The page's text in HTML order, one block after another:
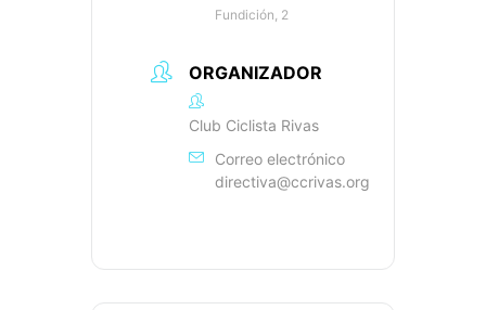
Fundición, 2
ORGANIZADOR
Club Ciclista Rivas
Correo electrónico
directiva@ccrivas.org